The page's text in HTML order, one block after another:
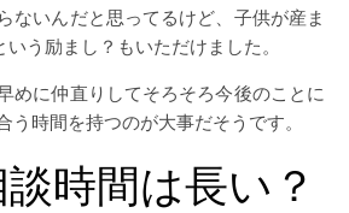
ないんだと思ってるけど、子供が産ま
う励まし？もいただけました。
めに仲直りしてそろそろ今後のことに
う時間を持つのが大事だそうです。
時間は長い？